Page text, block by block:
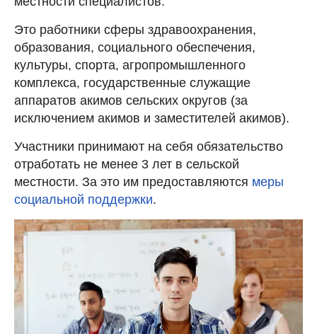
Это работники сферы здравоохранения,
образования, социального обеспечения,
культуры, спорта, агропромышленного
комплекса, государственные служащие
аппаратов акимов сельских округов (за
исключением акимов и заместителей акимов).
Участники принимают на себя обязательство
отработать не менее 3 лет в сельской
местности. За это им предоставляются меры
социальной поддержки.